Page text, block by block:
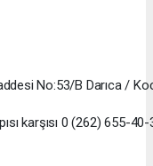
No:53/B Darıca /
karşısı 0 (262) 655-40-